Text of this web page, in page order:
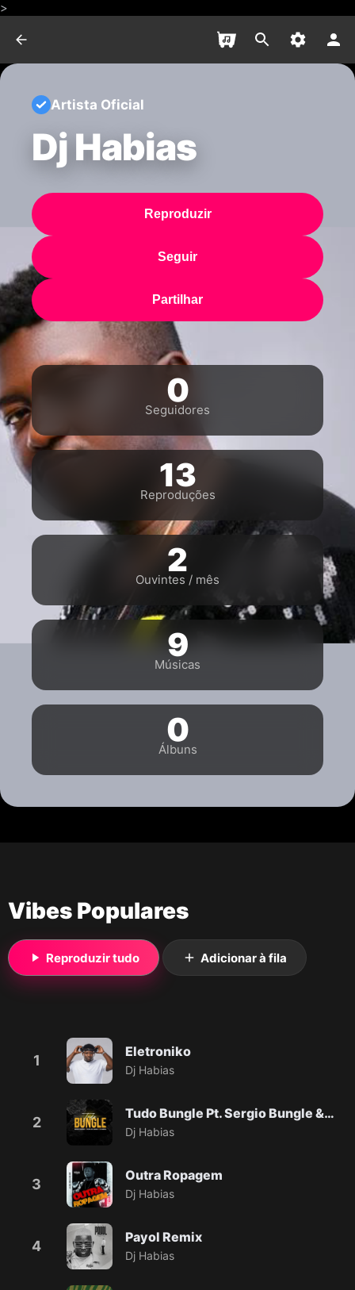
>
Artista Oficial
Dj Habias
Reproduzir
Seguir
Partilhar
0
Seguidores
13
Reproduções
2
Ouvintes / mês
9
Músicas
0
Álbuns
Vibes Populares
Reproduzir tudo Adicionar à fila
1
Eletroniko
Dj Habias
2
Tudo Bungle Pt. Sergio Bungle &amp; Tropa do Largo
Dj Habias
3
Outra Ropagem
Dj Habias
4
Payol Remix
Dj Habias